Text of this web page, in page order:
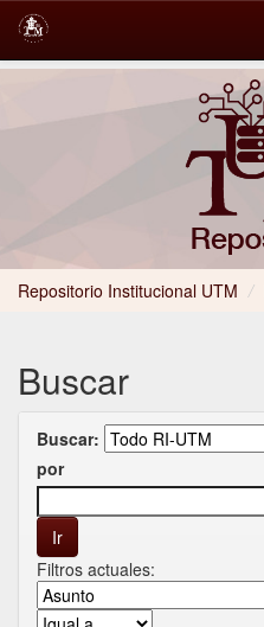
Repositorio Institucional UTM /
Buscar
Buscar:
por
Filtros actuales: